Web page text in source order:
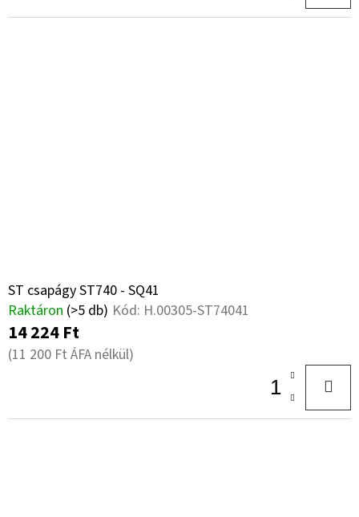
ST csapágy ST740 - SQ41
Raktáron (>5 db) Kód: H.00305-ST74041
14 224 Ft
(11 200 Ft ÁFA nélkül)